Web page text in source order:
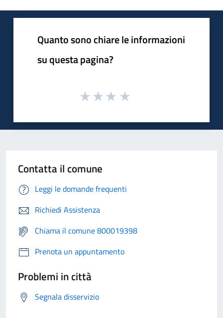
Quanto sono chiare le informazioni
su questa pagina?
Contatta il comune
Leggi le domande frequenti
Richiedi Assistenza
Chiama il comune 800019398
Prenota un appuntamento
Problemi in città
Segnala disservizio